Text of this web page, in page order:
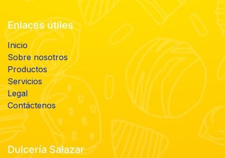
Enlaces útiles
Inicio
Sobre nosotros
Productos
Servicios
Legal
Contáctenos
Dulcería Salazar